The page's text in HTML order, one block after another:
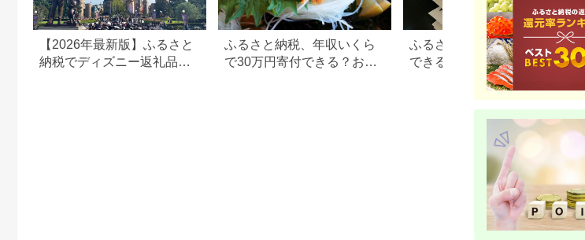
【2026年最新版】ふるさと
納税でディズニー返礼品は
ふるさと納税、年収いくら
で30万円寄付できる？おす
ふるさと納税で15万円寄付
できる年収は？家電などお
すすめ返礼品も